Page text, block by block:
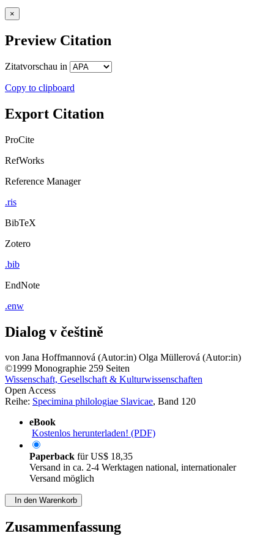
×
Preview Citation
Zitatvorschau in
Copy to clipboard
Export Citation
ProCite
RefWorks
Reference Manager
.ris
BibTeX
Zotero
.bib
EndNote
.enw
Dialog v češtině
von Jana Hoffmannová (Autor:in) Olga Müllerová (Autor:in)
©1999 Monographie 259 Seiten
Wissenschaft, Gesellschaft & Kulturwissenschaften
Open Access
Reihe: Specimina philologiae Slavicae, Band 120
eBook
Kostenlos herunterladen! (PDF)
Paperback fürUS$ 18,35
Versand in ca. 2-4 Werktagen national, internationaler
Versand möglich
In den Warenkorb
Zusammenfassung